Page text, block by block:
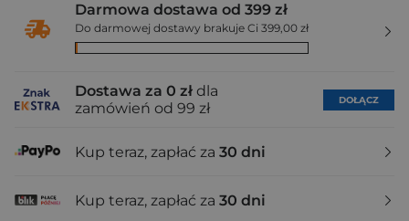
Darmowa dostawa od 399 zł
Do darmowej dostawy brakuje Ci 399,00 zł
Dostawa za 0 zł dla
zamówień od 99 zł
DOŁĄCZ
Kup teraz, zapłać za 30 dni
Kup teraz, zapłać za 30 dni